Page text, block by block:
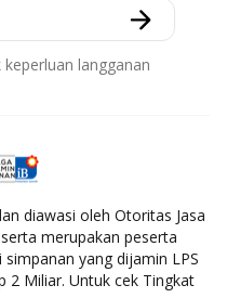
langganan
diawasi oleh Otoritas Jasa
merupakan peserta
yang dijamin LPS
2 Miliar. Untuk cek Tingkat